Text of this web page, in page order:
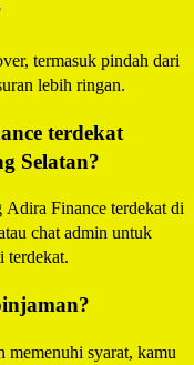
, termasuk pindah dari
lebih ringan.
terdekat
Selatan?
Adira Finance terdekat di
chat admin untuk
terdekat.
memenuhi syarat, kamu